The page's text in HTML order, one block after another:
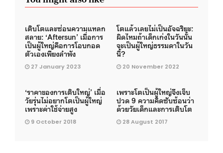
เติบโตและซ่อนความแหลก
สลาย: ‘Aftersun’ เมื่อการ
เป็นผู้ใหญ่คือการโอบกอด
ตัวเองเพียงลำพัง
27 January 2023
โตแล้วเลยไม่เป็นอัจฉริยะ:
ผิดไหมถ้าเด็กเก่งในวันนั้น
จะเป็นผู้ใหญ่ธรรมดาในวัน
นี้?
20 November 2022
‘ราคาของการเติบใหญ่’ เมื่อ
วัยรุ่นไม่อยากโตเป็นผู้ใหญ่
เพราะค่าใช้จ่ายสูง
9 October 2018
เพราะโตเป็นผู้ใหญ่จึงเจ็บ
ปวด 9 ความคิดซับซ้อนว่า
ด้วยวัยเด็กและการเติบโต
28 August 2017